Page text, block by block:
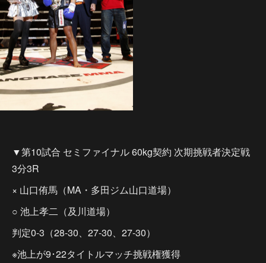
▼第10試合 セミファイナル 60kg契約 次期挑戦者決定戦
3分3R
× 山口侑馬（MA・多田ジム山口道場）
○ 池上孝二（及川道場）
判定0-3（28-30、27-30、27-30）
※池上が9･22タイトルマッチ挑戦権獲得